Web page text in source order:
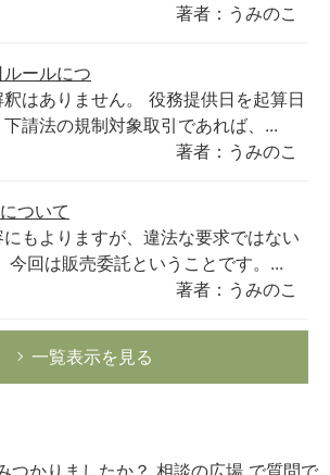
著者：うみのこ
ールにつ
はありません。 役務提供日を起算日
請法の規制対象取引であれば、...
著者：うみのこ
ついて
もよりますが、違法な要求ではない
今回は販売委託ということです。...
著者：うみのこ
一覧表示を見る